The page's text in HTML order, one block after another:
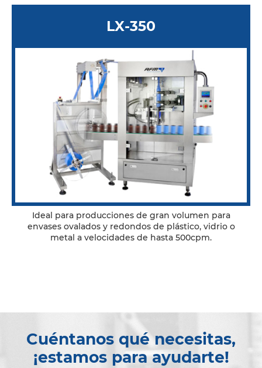
LX-350
Ideal para producciones de gran volumen para
envases ovalados y redondos de plástico, vidrio o
metal a velocidades de hasta 500cpm.
Cuéntanos qué necesitas,
¡estamos para ayudarte!